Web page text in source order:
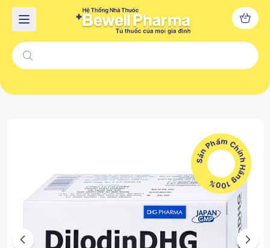
Sản Phẩm Chính Hãng 100%
Previous Next